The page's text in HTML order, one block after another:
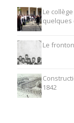
Le
quelques
Le fronton
1842